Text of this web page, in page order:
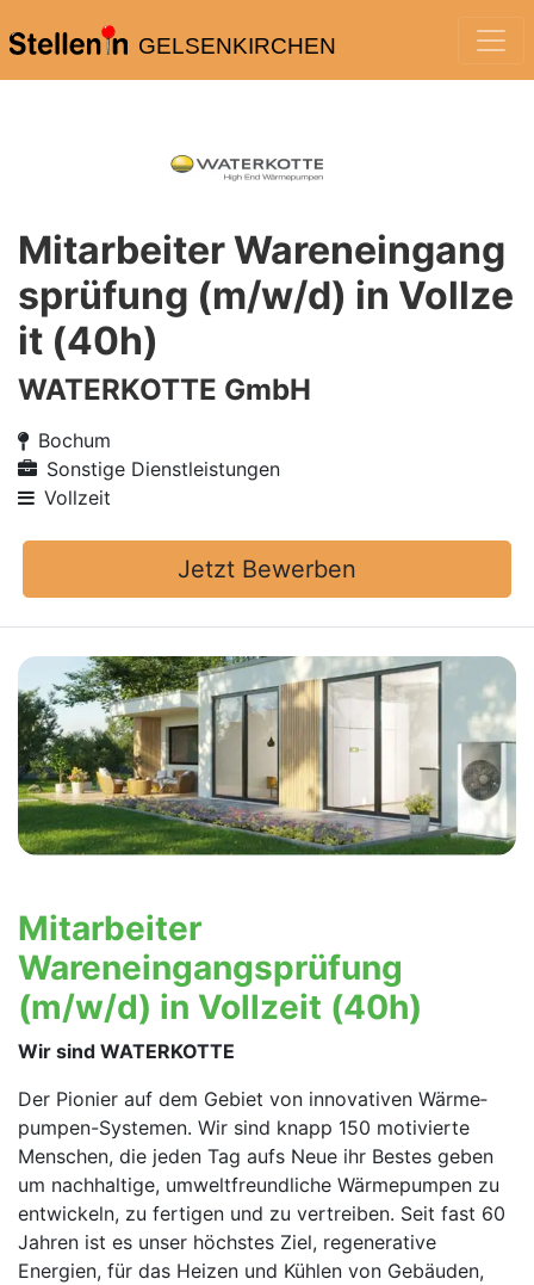
GELSENKIRCHEN
Mitarbeiter Wareneingang
sprüfung (m/w/d) in Vollze
it (40h)
WATERKOTTE GmbH
Bochum
Sonstige Dienstleistungen
Vollzeit
Jetzt Bewerben
Mitarbeiter
Wareneingangsprüfung
(m/w/d) in Vollzeit (40h)
Wir sind WATERKOTTE
Der Pionier auf dem Gebiet von innovativen Wärme­
pumpen-Systemen. Wir sind knapp 150 motivierte
Menschen, die jeden Tag aufs Neue ihr Bestes geben
um nachhaltige, umweltfreundliche Wärmepumpen zu
entwickeln, zu fertigen und zu vertreiben. Seit fast 60
Jahren ist es unser höchstes Ziel, regenerative
Energien, für das Heizen und Kühlen von Gebäuden,